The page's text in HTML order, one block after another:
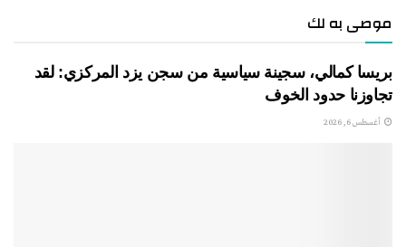
موصى به لك
بريسا كمالي، سجينة سياسية من سجن يزد المركزي: لقد
تجاوزنا حدود الخوف
أغسطس 6, 2026